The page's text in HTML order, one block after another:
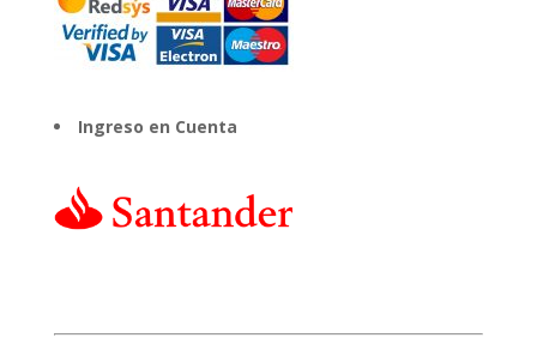
Ingreso en Cuenta